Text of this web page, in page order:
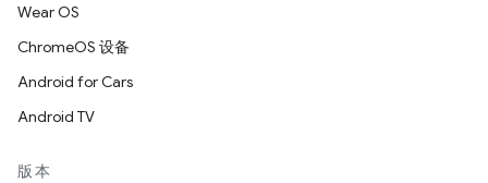
Wear OS
ChromeOS 设备
Android for Cars
Android TV
版本